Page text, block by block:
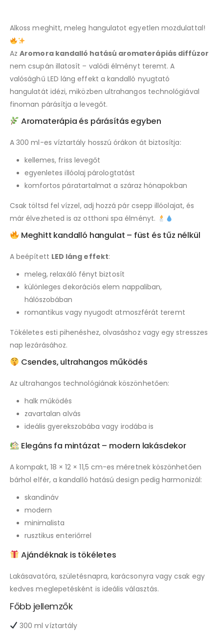
Alkoss meghitt, meleg hangulatot egyetlen mozdulattal!
AzAromora kandalló hatású aromaterápiás diffúzor
nem csupán illatosít – valódi élményt teremt. A
valósághű LED láng effekt a kandalló nyugtató
hangulatát idézi, miközben ultrahangos technológiával
finoman párásítja a levegőt.
Aromaterápia és párásítás egyben
A 300 ml-es víztartály hosszú órákon át biztosítja:
kellemes, friss levegőt
egyenletes illóolaj párologtatást
komfortos páratartalmat a száraz hónapokban
Csak töltsd fel vízzel, adj hozzá pár csepp illóolajat, és
már élvezheted is az otthoni spa élményt.
Meghitt kandalló hangulat – füst és tűz nélkül
A beépített LED láng effekt:
meleg, relaxáló fényt biztosít
különleges dekorációs elem nappaliban,
hálószobában
romantikus vagy nyugodt atmoszférát teremt
Tökéletes esti pihenéshez, olvasáshoz vagy egy stresszes
nap lezárásához.
Csendes, ultrahangos működés
Az ultrahangos technológiának köszönhetően:
halk működés
zavartalan alvás
ideális gyerekszobába vagy irodába is
Elegáns fa mintázat – modern lakásdekor
A kompakt, 18 × 12 × 11,5 cm-es méretnek köszönhetően
bárhol elfér, a kandalló hatású design pedig harmonizál:
skandináv
modern
minimalista
rusztikus enteriőrrel
Ajándéknak is tökéletes
Lakásavatóra, születésnapra, karácsonyra vagy csak egy
kedves meglepetésként is ideális választás.
Főbb jellemzők
300 ml víztartály